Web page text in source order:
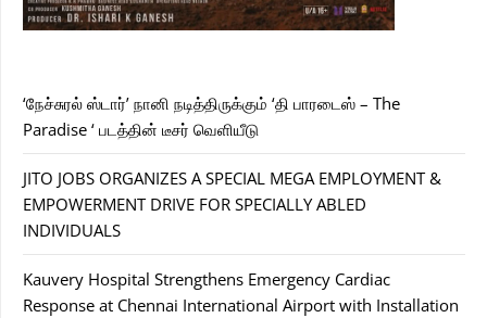
‘நேச்சுரல் ஸ்டார்’ நானி நடித்திருக்கும் ‘தி பாரடைஸ் – The
Paradise ‘ படத்தின் டீசர் வெளியீடு
JITO JOBS ORGANIZES A SPECIAL MEGA EMPLOYMENT &
EMPOWERMENT DRIVE FOR SPECIALLY ABLED
INDIVIDUALS
Kauvery Hospital Strengthens Emergency Cardiac
Response at Chennai International Airport with Installation